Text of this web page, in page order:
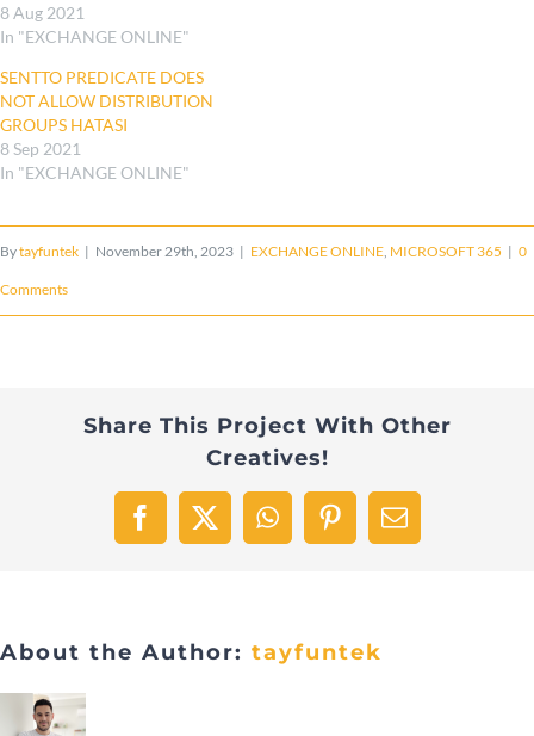
8 Aug 2021
In "EXCHANGE ONLINE"
SENTTO PREDICATE DOES
NOT ALLOW DISTRIBUTION
GROUPS HATASI
8 Sep 2021
In "EXCHANGE ONLINE"
Bytayfuntek | November 29th, 2023 | EXCHANGE ONLINE MICROSOFT 365 | 0
Comments
Share This Project With Other
Creatives!
Facebook
X WhatsAppPinterestEmail
About the Author: tayfuntek